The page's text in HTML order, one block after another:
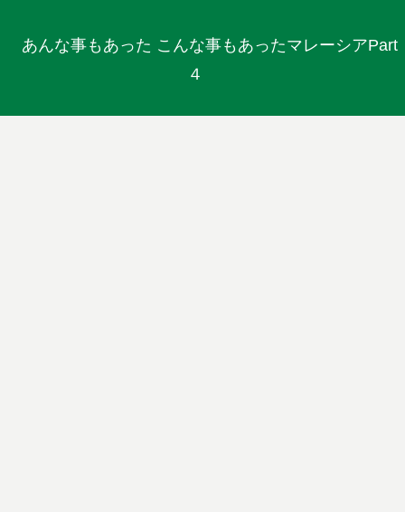
あんな事もあった こんな事もあったマレーシアPart
４